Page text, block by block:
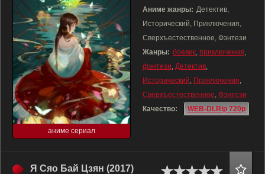
аниме сериал
Аниме жанры: Детектив,
Исторический, Приключения,
Сверхъестественное, Фэнтези
Жанры: боевик, приключения,
фэнтези, Детектив,
Исторический, Приключения,
Сверхъестественное, Фэнтези
Качество:
WEB-DLRip 720p
Я Сяо Бай Цзян (2017)